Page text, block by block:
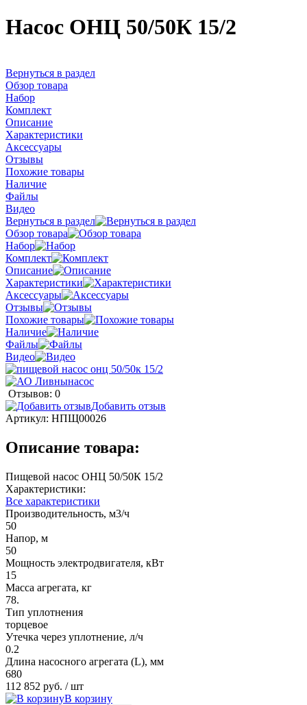
Насос ОНЦ 50/50К 15/2
Вернуться в раздел
Обзор товара
Набор
Комплект
Описание
Характеристики
Аксессуары
Отзывы
Похожие товары
Наличие
Файлы
Видео
Вернуться в раздел
Обзор товара
Набор
Комплект
Описание
Характеристики
Аксессуары
Отзывы
Похожие товары
Наличие
Файлы
Видео
Отзывов: 0
Добавить отзыв
Артикул: НПЩ00026
Описание товара:
Пищевой насос ОНЦ 50/50К 15/2
Характеристики:
Все характеристики
Производительность, м3/ч
50
Напор, м
50
Мощность электродвигателя, кВт
15
Масса агрегата, кг
78.
Тип уплотнения
торцевое
Утечка через уплотнение, л/ч
0.2
Длина насосного агрегата (L), мм
680
112 852 руб. / шт
В корзину